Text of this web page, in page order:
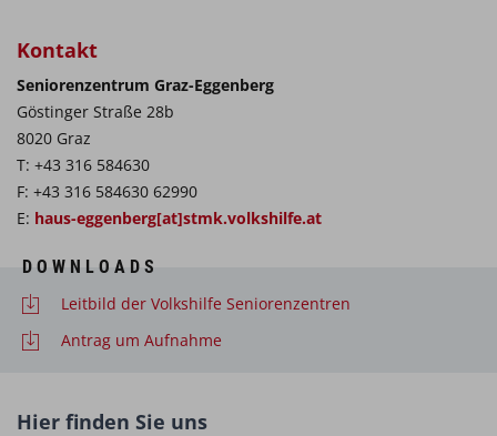
Kontakt
Seniorenzentrum Graz-Eggenberg
Göstinger Straße 28b
8020 Graz
T: +43 316 584630
F: +43 316 584630 62990
E: haus-eggenberg[at]stmk.volkshilfe.at
DOWNLOADS
Leitbild der Volkshilfe Seniorenzentren
Antrag um Aufnahme
Hier finden Sie uns